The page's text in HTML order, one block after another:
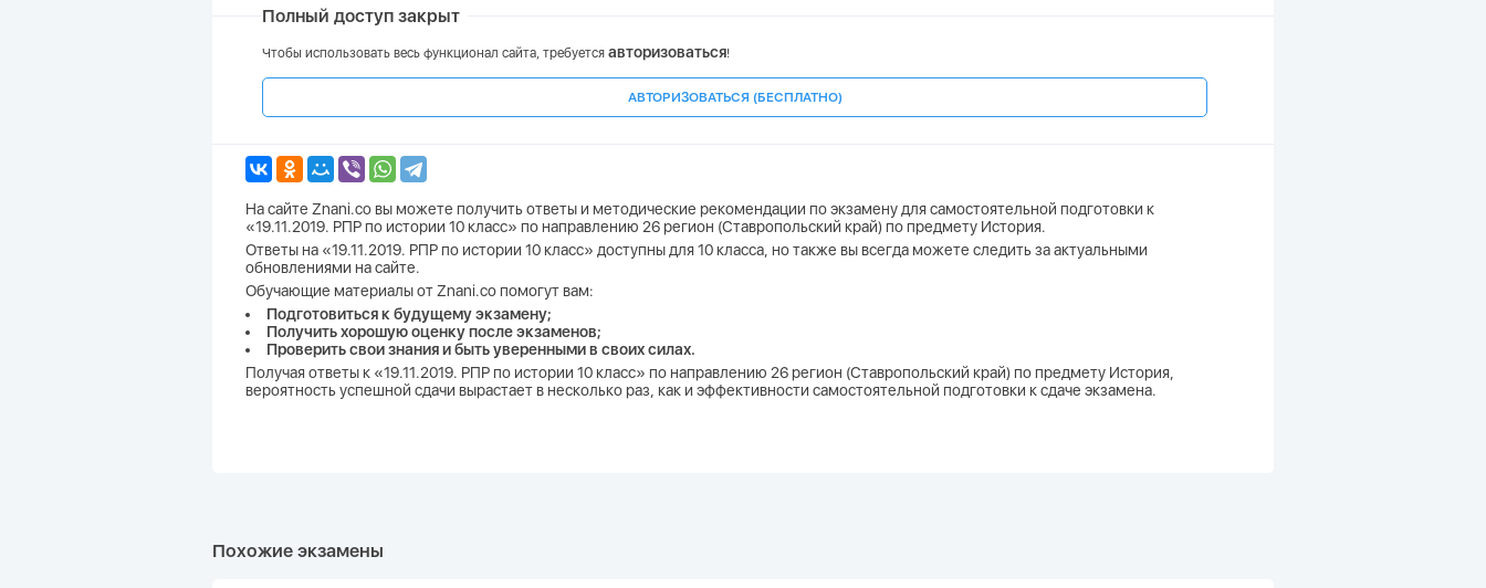
Полный доступ закрыт
Чтобы использовать весь функционал сайта, требуется авторизоваться!
АВТОРИЗОВАТЬСЯ (БЕСПЛАТНО)
На сайте Znani.co вы можете получить ответы и методические рекомендации по экзамену для самостоятельной подготовки к
«19.11.2019. РПР по истории 10 класс» по направлению 26 регион (Ставропольский край) по предмету История.
Ответы на «19.11.2019. РПР по истории 10 класс» доступны для 10 класса, но также вы всегда можете следить за актуальными
обновлениями на сайте.
Обучающие материалы от Znani.co помогут вам:
Подготовиться к будущему экзамену;
Получить хорошую оценку после экзаменов;
Проверить свои знания и быть уверенными в своих силах.
Получая ответы к «19.11.2019. РПР по истории 10 класс» по направлению 26 регион (Ставропольский край) по предмету История,
вероятность успешной сдачи вырастает в несколько раз, как и эффективности самостоятельной подготовки к сдаче экзамена.
Похожие экзамены